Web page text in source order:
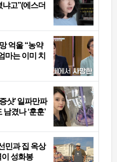
냐고”(에스더
억울 “농약
마는 이미 치
샷’ 일파만파
겼나 ‘훈훈’
민과 집 옥상
성화봉